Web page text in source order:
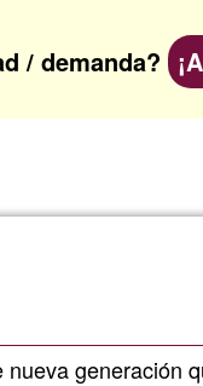
/ demanda?
generación